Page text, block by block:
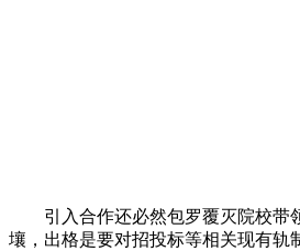
引入合作还必然包罗覆灭院校带
壤，出格是要对招投标等相关现有轨